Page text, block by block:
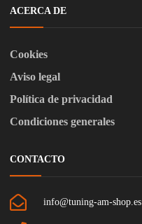
ACERCA DE
Cookies
Aviso legal
Política de privacidad
Condiciones generales
CONTACTO
info@tuning-am-shop.es